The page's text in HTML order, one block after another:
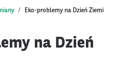
Eko-problemy na Dzień Ziemi
na Dzień